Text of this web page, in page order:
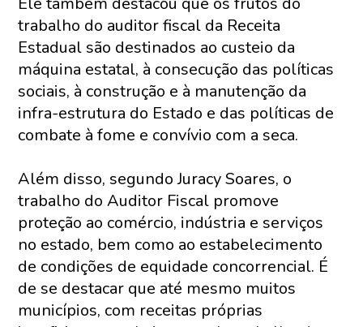
trabalho do auditor fiscal da Receita
Estadual são destinados ao custeio da
máquina estatal, à consecução das políticas
sociais, à construção e à manutenção da
infra-estrutura do Estado e das políticas de
combate à fome e convívio com a seca.
Além disso, segundo Juracy Soares, o
trabalho do Auditor Fiscal promove
proteção ao comércio, indústria e serviços
no estado, bem como ao estabelecimento
de condições de equidade concorrencial. É
de se destacar que até mesmo muitos
municípios, com receitas próprias